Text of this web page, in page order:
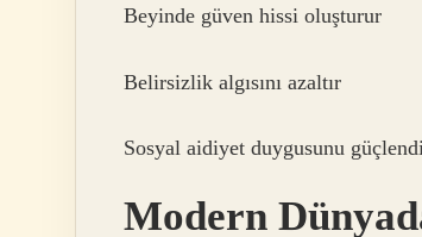
Beyinde güven hissi oluşturur
Belirsizlik algısını azaltır
Sosyal aidiyet duygusunu
Modern